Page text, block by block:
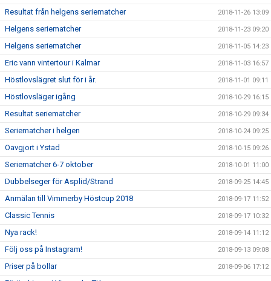
Resultat från helgens seriematcher 2018-11-26 13:09
Helgens seriematcher 2018-11-23 09:20
Helgens seriematcher 2018-11-05 14:23
Eric vann vintertour i Kalmar 2018-11-03 16:57
Höstlovslägret slut för i år. 2018-11-01 09:11
Höstlovsläger igång 2018-10-29 16:15
Resultat seriematcher 2018-10-29 09:34
Seriematcher i helgen 2018-10-24 09:25
Oavgjort i Ystad 2018-10-15 09:26
Seriematcher 6-7 oktober 2018-10-01 11:00
Dubbelseger för Asplid/Strand 2018-09-25 14:45
Anmälan till Vimmerby Höstcup 2018 2018-09-17 11:52
Classic Tennis 2018-09-17 10:32
Nya rack! 2018-09-14 11:12
Följ oss på Instagram! 2018-09-13 09:08
Priser på bollar 2018-09-06 17:12